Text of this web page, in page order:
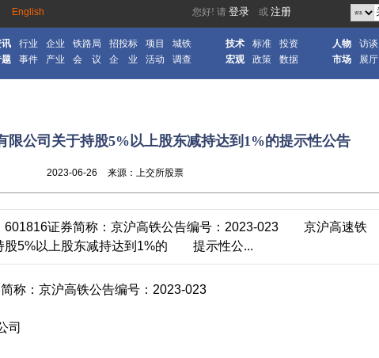
English
讯 行业 企业 铁路局 招投标 项目
城铁
事件 产业 会 议 企 业 活动 调查
技术 标准
投资
宏观
政策 数据
人物 访谈
市场
展厅
限公司关于持股5%以上股东减持达到1%的提示性公告
2023-06-26 来源：上交所股票
证券简称：京沪高铁公告编号：2023-023 京沪高速铁
5%以上股东减持达到1%的 提示性公...
：京沪高铁公告编号：2023-023
司